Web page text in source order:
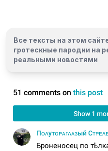
Все тексты на этом
гротескные пародии на
реальными новостями